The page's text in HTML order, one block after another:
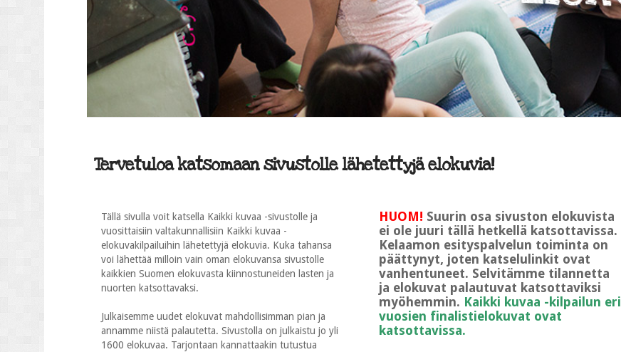
Tervetuloa katsomaan sivustolle lähetettyjä elokuvia!
Tällä sivulla voit katsella Kaikki kuvaa -sivustolle ja
vuosittaisiin valtakunnallisiin Kaikki kuvaa -
elokuvakilpailuihin lähetettyjä elokuvia. Kuka tahansa
voi lähettää milloin vain oman elokuvansa sivustolle
kaikkien Suomen elokuvasta kiinnostuneiden lasten ja
nuorten katsottavaksi.
Julkaisemme uudet elokuvat mahdollisimman pian ja
annamme niistä palautetta. Sivustolla on julkaistu jo yli
1600 elokuvaa. Tarjontaan kannattaakin tutustua
HUOM! Suurin osa sivuston elokuvista
ei ole juuri tällä hetkellä katsottavissa.
Kelaamon esityspalvelun toiminta on
päättynyt, joten katselulinkit ovat
vanhentuneet. Selvitämme tilannetta
ja elokuvat palautuvat katsottaviksi
myöhemmin. Kaikki kuvaa -kilpailun eri
vuosien finalistielokuvat ovat
katsottavissa.